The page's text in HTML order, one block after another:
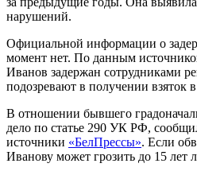
нарушений.
Официальной информации о
момент нет. По данным
Иванов задержан сотрудниками
подозревают в получении взяток
В отношении бывшего
дело по статье 290 УК РФ,
источники «БелПрессы». Если
Иванову может грозить до 15 лет